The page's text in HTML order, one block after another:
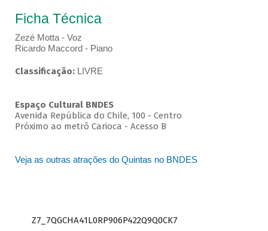
Ficha Técnica
Zezé Motta - Voz
Ricardo Maccord - Piano
Classificação: LIVRE
Espaço Cultural BNDES
Avenida República do Chile, 100 - Centro
Próximo ao metrô Carioca - Acesso B
Veja as outras atrações do Quintas no BNDES
Z7_7QGCHA41L0RP906P422Q9Q0CK7